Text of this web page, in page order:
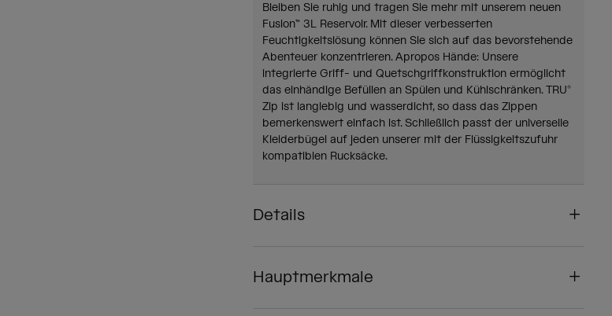
Bleiben Sie ruhig und tragen Sie mehr mit unserem neuen
Fusion™ 3L Reservoir. Mit dieser verbesserten
Feuchtigkeitslösung können Sie sich auf das bevorstehende
Abenteuer konzentrieren. Apropos Hände: Unsere
integrierte Griff- und Quetschgriffkonstruktion ermöglicht
das einhändige Befüllen an Spülen und Kühlschränken. TRU®
Zip ist langlebig und wasserdicht, so dass das Zippen
bemerkenswert einfach ist. Schließlich passt der universelle
Kleiderbügel auf jeden unserer mit der Flüssigkeitszufuhr
kompatiblen Rucksäcke.
Details
Hauptmerkmale